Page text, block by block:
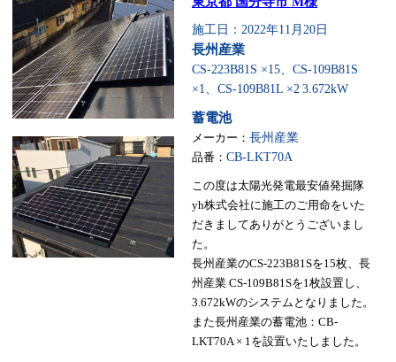
施工日：2022年11月20日
長州産業
CS-223B81S ×15、CS-109B81S
×1、CS-109B81L ×2 3.672kW
蓄電池
メーカー： 長州産業
品番： CB-LKT70A
この度は太陽光発電最安値発掘隊
yh株式会社に施工のご用命をいた
だきましてありがとうございまし
た。
長州産業のCS-223B81Sを15枚、長
州産業 CS-109B81Sを1枚設置し、
3.672kWのシステムとなりました。
また長州産業の蓄電池：CB-
LKT70A × 1を設置いたしました。